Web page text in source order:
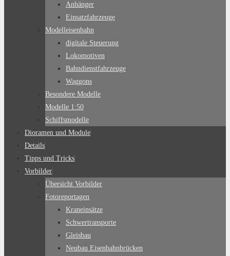
Anhänger
Einsatzfahrzeuge
Modelleisenbahn
digitale Steuerung
Lokomotiven
Bahndienstfahrzeuge
Waggons
Besondere Modelle
Modelle 1:50
Schiffsmodelle
Dioramen und Module
Details
Tipps und Tricks
Vorbilder
Übersicht Vorbilder
Fotoreportagen
Kraneinsätze
Schwertransporte
Gleisbau
Neubau Eisenbahnbrücken